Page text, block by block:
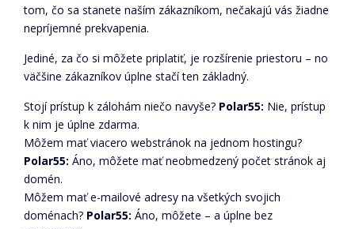
tom, čo sa stanete naším zákazníkom, nečakajú vás žiadne
nepríjemné prekvapenia.
Jediné, za čo si môžete priplatiť, je rozšírenie priestoru – no
väčšine zákazníkov úplne stačí ten základný.
Stojí prístup k zálohám niečo navyše? Polar55: Nie, prístup
k nim je úplne zdarma.
Môžem mať viacero webstránok na jednom hostingu?
Polar55: Áno, môžete mať neobmedzený počet stránok aj
domén.
Môžem mať e-mailové adresy na všetkých svojich
doménach? Polar55: Áno, môžete – a úplne bez